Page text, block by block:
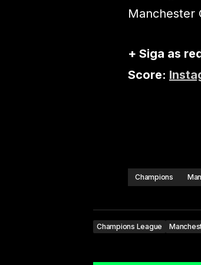
Manchester
+ Siga as
Score:
Champions
Champions League